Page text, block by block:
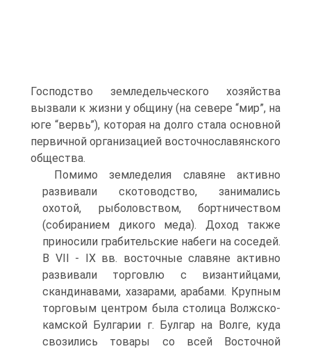
Господство земледельческого хозяйства
вызвали к жизни у общину (на севере “мир”, на
юге “вервь”), которая на долго стала основной
первичной организацией восточнославянского
общества.
Помимо земледелия славяне активно
развивали скотоводство, занимались
охотой, рыболовством, бортничеством
(собиранием дикого меда). Доход также
приносили грабительские набеги на соседей.
В VII - IX вв. восточные славяне активно
развивали торговлю с византийцами,
скандинавами, хазарами, арабами. Крупным
торговым центром была столица Волжско-
камской Булгарии г. Булгар на Волге, куда
свозились товары со всей Восточной